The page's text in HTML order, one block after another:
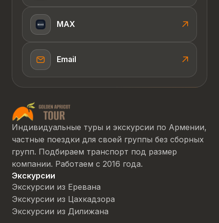
Индивидуальные туры и экскурсии по Армении,
частные поездки для своей группы без сборных
групп. Подбираем транспорт под размер
компании. Работаем с 2016 года.
Экскурсии
Экскурсии из Еревана
Экскурсии из Цахкадзора
Экскурсии из Дилижана
MAX
Email